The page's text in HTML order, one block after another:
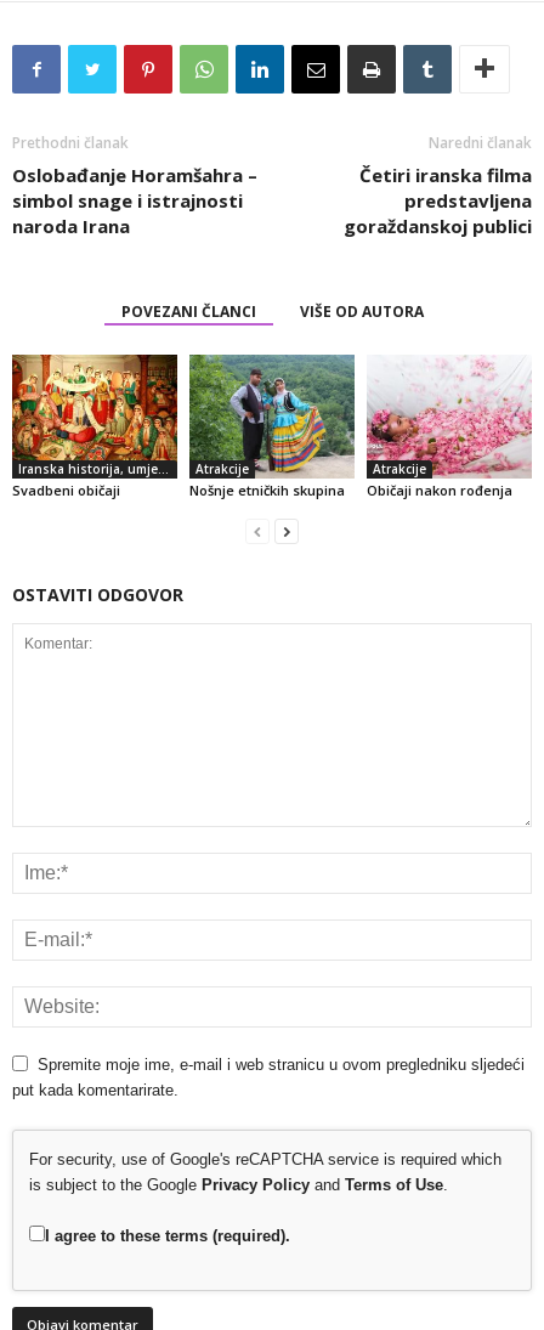
Prethodni članak
Oslobađanje Horamšahra –
simbol snage i istrajnosti
naroda Irana
Naredni članak
Četiri iranska filma
predstavljena
goraždanskoj publici
POVEZANI ČLANCI VIŠE OD AUTORA
Svadbeni običaji
Atrakcije
Nošnje etničkih skupina
Atrakcije
Običaji nakon rođenja
OSTAVITI ODGOVOR
Spremite moje ime, e-mail i web stranicu u ovom pregledniku sljedeći
put kada komentarirate.
For security, use of Google's reCAPTCHA service is required which
is subject to the Google Privacy Policy and Terms of Use
I agree to these terms (required).